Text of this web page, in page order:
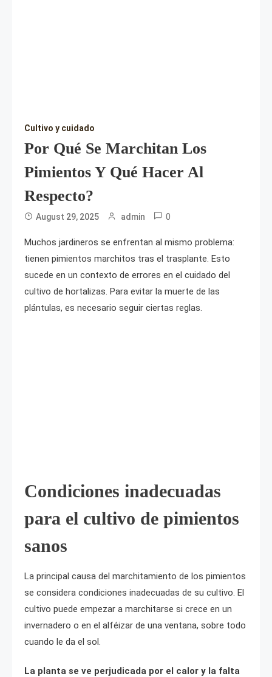
Cultivo y cuidado
Por Qué Se Marchitan Los
Pimientos Y Qué Hacer Al
Respecto?
August 29, 2025 admin 0
Muchos jardineros se enfrentan al mismo problema:
tienen pimientos marchitos tras el trasplante. Esto
sucede en un contexto de errores en el cuidado del
cultivo de hortalizas. Para evitar la muerte de las
plántulas, es necesario seguir ciertas reglas.
Condiciones inadecuadas
para el cultivo de pimientos
sanos
La principal causa del marchitamiento de los pimientos
se considera condiciones inadecuadas de su cultivo. El
cultivo puede empezar a marchitarse si crece en un
invernadero o en el alféizar de una ventana, sobre todo
cuando le da el sol.
La planta se ve perjudicada por el calor y la falta